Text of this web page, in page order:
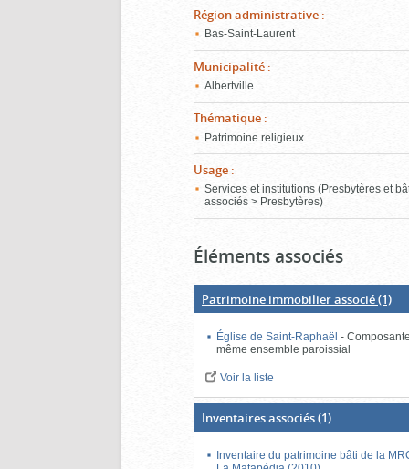
Région administrative :
Bas-Saint-Laurent
Municipalité :
Albertville
Thématique :
Patrimoine religieux
Usage :
Services et institutions (Presbytères et
associés > Presbytères)
Éléments associés
Patrimoine immobilier associé(1)
Église de Saint-Raphaël-
même ensemble paroissial
Voir la liste
Inventaires associés(1)
Inventaire du patrimoine bâti de la